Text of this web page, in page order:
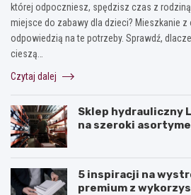
której odpoczniesz, spędzisz czas z
miejsce do zabawy dla dzieci? Mieszkanie z
odpowiedzią na te potrzeby. Sprawdź,
cieszą…
Czytaj dalej
Sklep hydrauliczny
na szeroki
5 inspiracji na
premium z